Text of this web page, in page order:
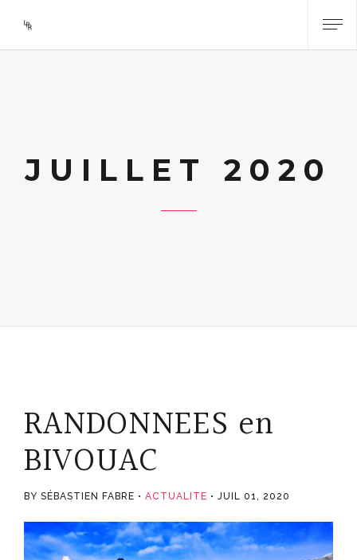
JUILLET 2020
RANDONNEES en
BIVOUAC
BY SÉBASTIEN FABRE ACTUALITE JUIL 01, 2020